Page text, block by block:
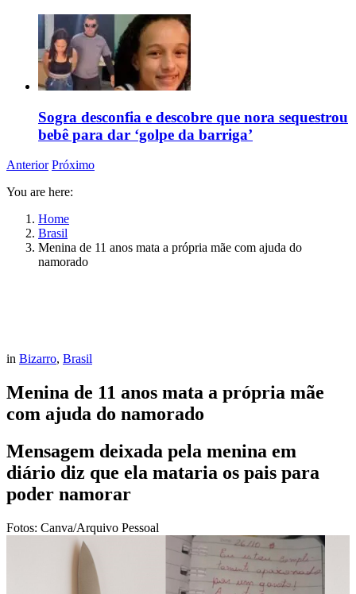
Sogra desconfia e descobre que nora sequestrou
bebê para dar ‘golpe da barriga’
Anterior Próximo
You are here:
Home
Brasil
Menina de 11 anos mata a própria mãe com ajuda do
namorado
in Bizarro, Brasil
Menina de 11 anos mata a própria mãe
com ajuda do namorado
Mensagem deixada pela menina em
diário diz que ela mataria os pais para
poder namorar
Fotos: Canva/Arquivo Pessoal